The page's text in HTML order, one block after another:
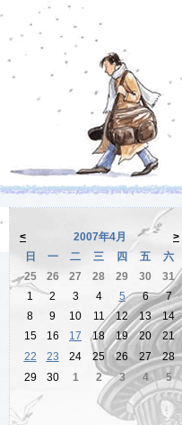
< 2007年4月
>
日
一 二 三 四 五
六
25
26 27 28 29 30
31
1
2 3 4 5 6
7
8
9 10 11 12 13
14
15
16 17 18 19 20
21
22
23 24 25 26 27
28
29
30 1 2 3 4 5